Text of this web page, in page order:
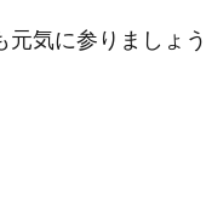
元気に参りましょう